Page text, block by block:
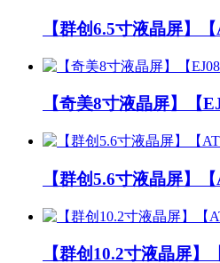
【群创6.5寸液晶屏】
【奇美8寸液晶屏】【
【群创5.6寸液晶屏】
【群创10.2寸液晶屏】